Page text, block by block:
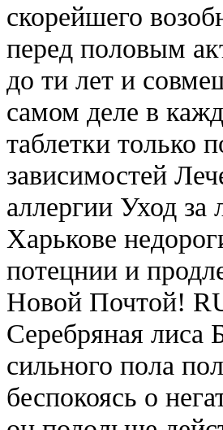
скорейшего
перед половым
до ти лет и
самом деле в
таблетки только
зависимостей
аллергии Уход
Харькове
потецнии и
Новой Почтой!
Серебряная лиса
сильного пола
беспокоясь о